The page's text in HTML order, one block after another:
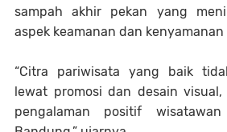
sampah akhir pekan yang
aspek keamanan dan
“Citra pariwisata yang baik
lewat promosi dan desain
pengalaman positif